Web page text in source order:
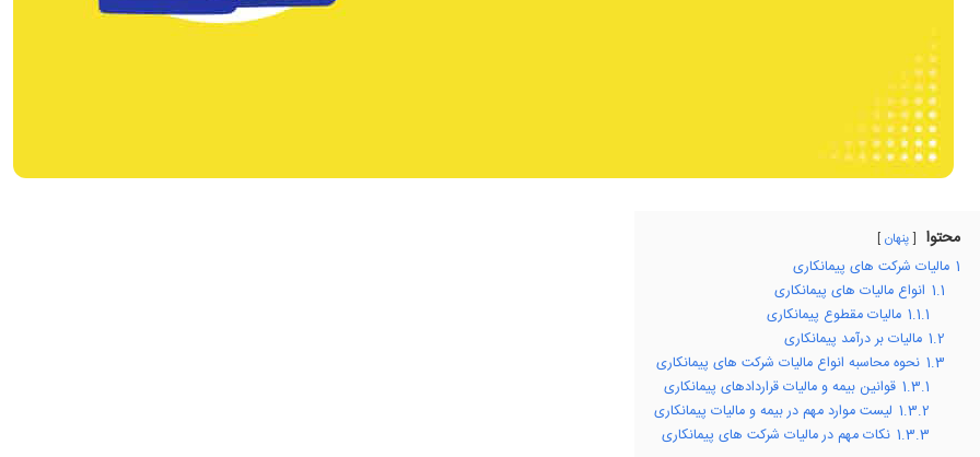
محتوا پنهان
1 مالیات شرکت‌ های پیمانکاری
1.1 انواع مالیات های پیمانکاری
1.1.1 مالیات مقطوع پیمانکاری
1.2 مالیات بر درآمد پیمانکاری
1.3 نحوه محاسبه انواع مالیات شرکت های پیمانکاری
1.3.1 قوانین بیمه و مالیات قراردادهای پیمانکاری
1.3.2 لیست موارد مهم در بیمه و مالیات پیمانکاری
1.3.3 نکات مهم در مالیات شرکت های پیمانکاری